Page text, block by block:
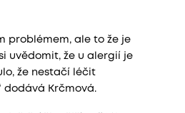
problémem, ale to že je
uvědomit, že u alergií je
že nestačí léčit
dodává Krčmová.